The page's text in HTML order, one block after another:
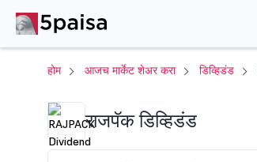
होम आजच मार्केट शेअर करा डिव्हिडंड
राजपॅक डिव्हिडंड